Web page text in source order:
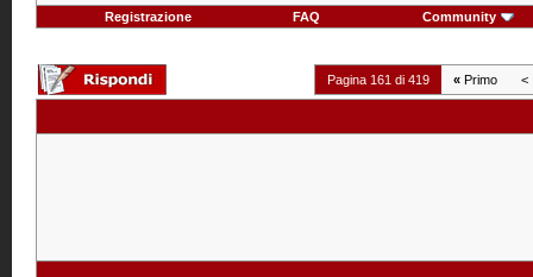
Registrazione FAQ Community
Pagina 161 di 419 « Primo <